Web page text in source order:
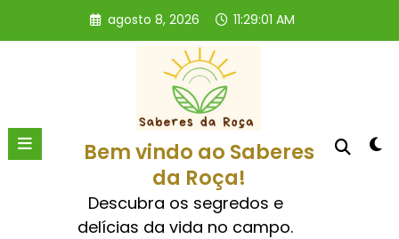
o
agosto 8, 2026 11:29:02 AM
Bem vindo ao Saberes
da Roça!
Descubra os segredos e
delícias da vida no campo.